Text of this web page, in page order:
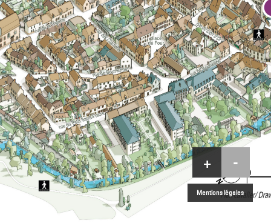
+ -
Mentions légales